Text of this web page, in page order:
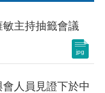
主持抽籤會議
jpg
人員見證下於中